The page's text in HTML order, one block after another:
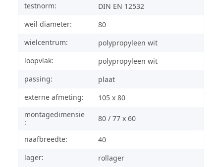
testnorm:
DIN EN 12532
weil diameter:
80
wielcentrum:
polypropyleen wit
loopvlak:
polypropyleen wit
passing:
plaat
externe afmeting:
105 x 80
montagedimensie
:
80 / 77 x 60
naafbreedte:
40
lager:
rollager